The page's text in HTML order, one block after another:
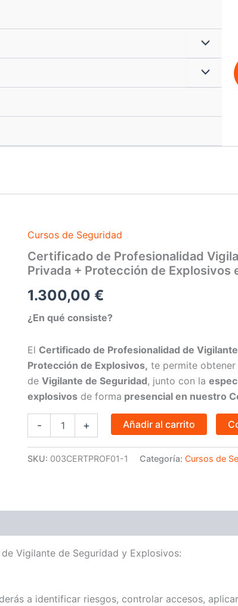
Alternar
menú
Alternar
Cursos de Seguridad
Certificado de Profesionalidad
Privada + Protección de Explosivos
1.300,00 €
¿En qué consiste?
El Certificado de Profesionalidad de
Protección de Explosivos, te permite
de Vigilante de Seguridad, junto con la
explosivos de forma presencial en nuestro
-
Certificado
Profesionalidad
Vigilante
Seguridad
+
Explosivos
en
Granada
cantidad
+ Añadir al carrito
SKU: 003CERTPROF01-1 Categoría: Cursos de
Vigilante de Seguridad y Explosivos:
a identificar riesgos, controlar accesos,